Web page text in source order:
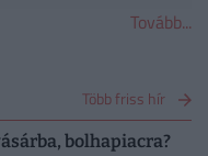
Tovább...
Több friss hír
bolhapiacra?